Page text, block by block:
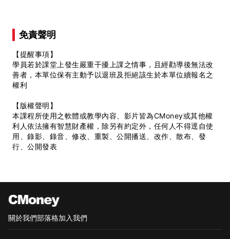
免責聲明
【提醒事項】
學員若於課堂上發生嚴重干擾上課之情事，且經勸導後無法改
善者，本單位保有主動予以退班及拒絕該生於本單位續報名之
權利
【版權聲明】
本課程所使用之軟體或教學內容、影片皆為CMoney或其他權
利人依法擁有智慧財產權，除另有約定外，任何人不得逕自使
用、錄影、錄音、修改、重製、公開播送、改作、散布、發
行、公開發表
關於我們部落格加入我們